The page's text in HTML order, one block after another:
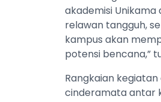
akademisi
relawan tangguh,
kampus akan
potensi bencana,”
Rangkaian
cinderamata antar